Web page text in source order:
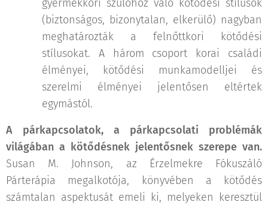
gyermekkori szülőhöz való kötődési stílusok
(biztonságos, bizonytalan, elkerülő) nagyban
meghatározták a felnőttkori kötődési
stílusokat. A három csoport korai családi
élményei, kötődési munkamodelljei és
szerelmi élményei jelentősen eltértek
egymástól.
A párkapcsolatok, a párkapcsolati problémák
világában a kötődésnek jelentősnek szerepe van.
Susan M. Johnson, az Érzelmekre Fókuszáló
Párterápia megalkotója, könyvében a kötődés
számtalan aspektusát emeli ki, melyeken keresztül